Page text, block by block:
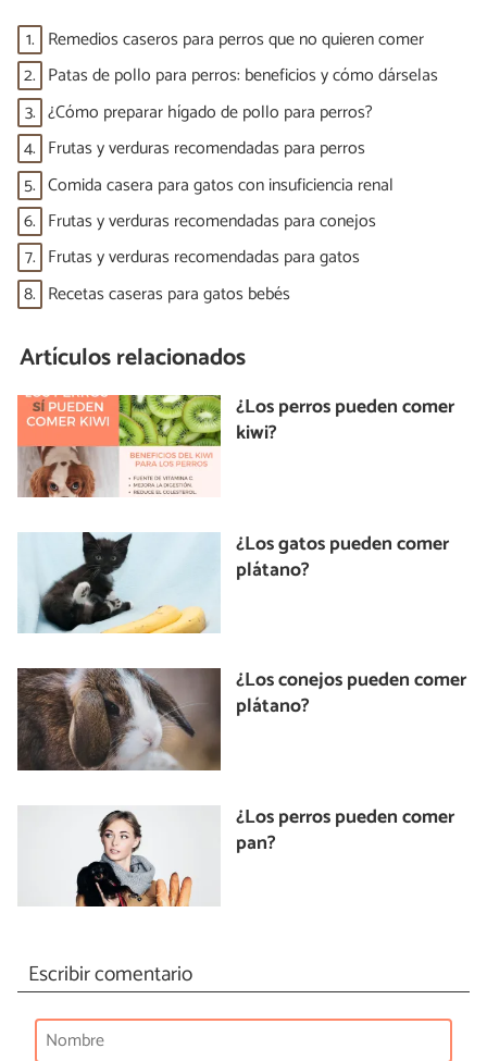
1. Remedios caseros para perros que no quieren comer
2. Patas de pollo para perros: beneficios y cómo dárselas
3. ¿Cómo preparar hígado de pollo para perros?
4. Frutas y verduras recomendadas para perros
5. Comida casera para gatos con insuficiencia renal
6. Frutas y verduras recomendadas para conejos
7. Frutas y verduras recomendadas para gatos
8. Recetas caseras para gatos bebés
Artículos relacionados
¿Los perros pueden comer
kiwi?
¿Los gatos pueden comer
plátano?
¿Los conejos pueden comer
plátano?
¿Los perros pueden comer
pan?
Escribir comentario